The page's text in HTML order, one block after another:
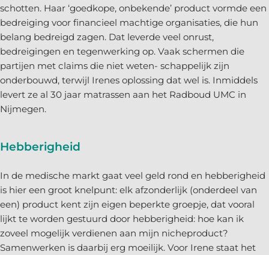
schotten. Haar ‘goedkope, onbekende’ product vormde een
bedreiging voor financieel machtige organisaties, die hun
belang bedreigd zagen. Dat leverde veel onrust,
bedreigingen en tegenwerking op. Vaak schermen die
partijen met claims die niet weten- schappelijk zijn
onderbouwd, terwijl Irenes oplossing dat wel is. Inmiddels
levert ze al 30 jaar matrassen aan het Radboud UMC in
Nijmegen.
Hebberigheid
In de medische markt gaat veel geld rond en hebberigheid
is hier een groot knelpunt: elk afzonderlijk (onderdeel van
een) product kent zijn eigen beperkte groepje, dat vooral
lijkt te worden gestuurd door hebberigheid: hoe kan ik
zoveel mogelijk verdienen aan mijn nicheproduct?
Samenwerken is daarbij erg moeilijk. Voor Irene staat het